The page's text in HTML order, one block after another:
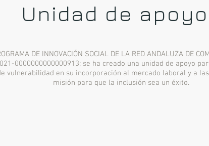
Unidad de apoyo
DE INNOVACIÓN SOCIAL DE LA RED ANDALUZA DE
0000000000000913; se ha creado una unidad de apoyo
vulnerabilidad en su incorporación al mercado laboral y a
misión para que la inclusión sea un éxito.